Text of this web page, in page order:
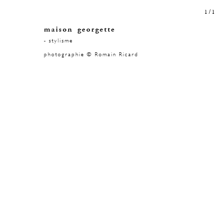
1 /1
maison georgette
- stylisme
photographie © Romain Ricard